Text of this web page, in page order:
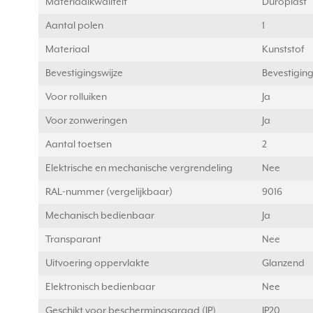
Aantal polen 1
Materiaal Kunststof
Bevestigingswijze
Voor rolluiken Ja
Voor zonweringen Ja
Aantal toetsen 2
Elektrische en mechanische vergrendeling Nee
RAL-nummer (vergelijkbaar) 9016
Mechanisch bedienbaar Ja
Transparant Nee
Uitvoering oppervlakte Glanzend
Elektronisch bedienbaar Nee